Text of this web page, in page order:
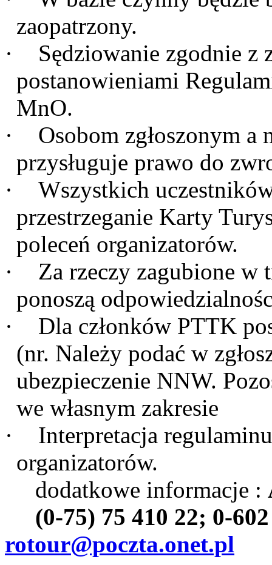
zaopatrzony.
·
Sędziowanie zgodnie
postanowieniami
MnO.
·
Osobom zgłoszonym a
przysługuje prawo do
·
Wszystkich
przestrzeganie Karty
poleceń organizatorów.
·
Za rzeczy zagubione w
ponoszą
·
Dla członków PTTK
(nr. Należy podać w
ubezpieczenie NNW.
we własnym zakresie
·
Interpretacja
organizatorów.
dodatkowe informacje :
(0-75) 75 410 22; 0-
rotour@poczta.onet.pl